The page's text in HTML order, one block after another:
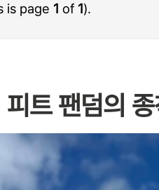
is page 1 of 1).
피트 팬덤의